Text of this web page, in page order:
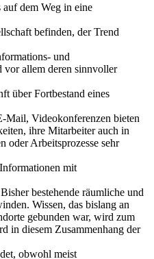
dem Weg in eine
befinden, der Trend
und
allem deren sinnvoller
über Fortbestand eines
Mail, Videokonferenzen bieten
ihre Mitarbeiter auch in
oder Arbeitsprozesse sehr
mit
bestehende räumliche und
Wissen, das bislang an
gebunden war, wird zum
in diesem Zusammenhang der
obwohl meist